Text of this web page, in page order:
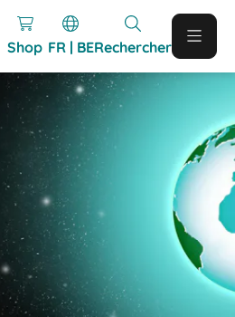
Shop FR | BERechercher